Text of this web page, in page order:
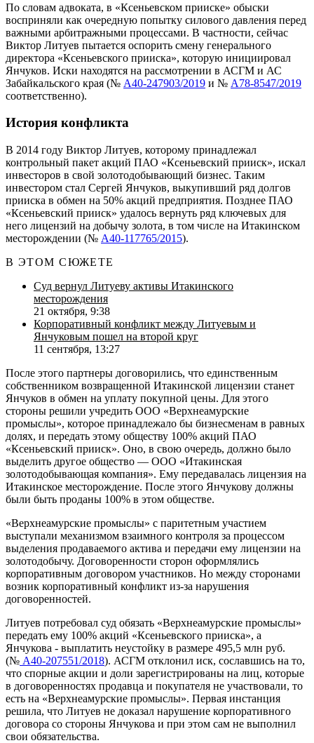
По словам адвоката, в «Ксеньевском прииске» обыски
восприняли как очередную попытку силового давления перед
важными арбитражными процессами. В частности, сейчас
Виктор Литуев пытается оспорить смену генерального
директора «Ксеньевского прииска», которую инициировал
Янчуков. Иски находятся на рассмотрении в АСГМ и АС
Забайкальского края (№ А40-247903/2019 и № А78-8547/2019
соответственно).
История конфликта
В 2014 году Виктор Литуев, которому принадлежал
контрольный пакет акций ПАО «Ксеньевский прииск», искал
инвесторов в свой золотодобывающий бизнес. Таким
инвестором стал Сергей Янчуков, выкупивший ряд долгов
прииска в обмен на 50% акций предприятия. Позднее ПАО
«Ксеньевский прииск» удалось вернуть ряд ключевых для
него лицензий на добычу золота, в том числе на Итакинском
месторождении (№ А40-117765/2015).
В ЭТОМ СЮЖЕТЕ
Суд вернул Литуеву активы Итакинского
месторождения
21 октября, 9:38
Корпоративный конфликт между Литуевым и
Янчуковым пошел на второй круг
11 сентября, 13:27
После этого партнеры договорились, что единственным
собственником возвращенной Итакинской лицензии станет
Янчуков в обмен на уплату покупной цены. Для этого
стороны решили учредить ООО «Верхнеамурские
промыслы», которое принадлежало бы бизнесменам в равных
долях, и передать этому обществу 100% акций ПАО
«Ксеньевский прииск». Оно, в свою очередь, должно было
выделить другое общество — ООО «Итакинская
золотодобывающая компания». Ему передавалась лицензия на
Итакинское месторождение. После этого Янчукову должны
были быть проданы 100% в этом обществе.
«Верхнеамурские промыслы» с паритетным участием
выступали механизмом взаимного контроля за процессом
выделения продаваемого актива и передачи ему лицензии на
золотодобычу. Договоренности сторон оформлялись
корпоративным договором участников. Но между сторонами
возник корпоративный конфликт из-за нарушения
договоренностей.
Литуев потребовал суд обязать «Верхнеамурские промыслы»
передать ему 100% акций «Ксеньевского прииска», а
Янчукова - выплатить неустойку в размере 495,5 млн руб.
(№ А40-207551/2018). АСГМ отклонил иск, сославшись на то,
что спорные акции и доли зарегистрированы на лиц, которые
в договоренностях продавца и покупателя не участвовали, то
есть на «Верхнеамурские промыслы». Первая инстанция
решила, что Литуев не доказал нарушение корпоративного
договора со стороны Янчукова и при этом сам не выполнил
свои обязательства.